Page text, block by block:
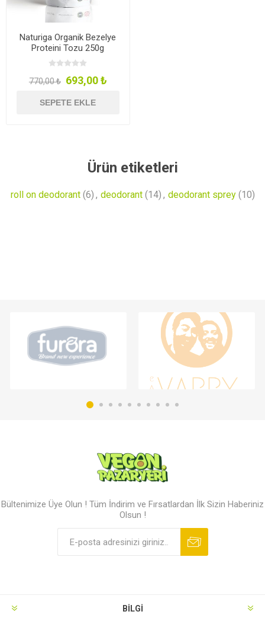
Naturiga Organik Bezelye
Proteini Tozu 250g
Ekonomik Boy
770,00 ₺ 693,00 ₺
SEPETE EKLE
Ürün etiketleri
roll on deodorant (6) , deodorant (14) , deodorant sprey (10)
Bültenimize Üye Olun ! Tüm İndirim ve Fırsatlardan İlk Sizin Haberiniz
Olsun !
BILGI